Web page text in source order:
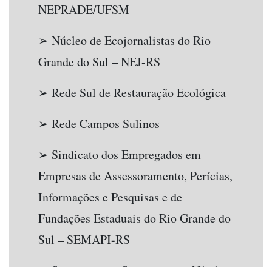
NEPRADE/UFSM
➢ Núcleo de Ecojornalistas do Rio
Grande do Sul – NEJ-RS
➢ Rede Sul de Restauração Ecológica
➢ Rede Campos Sulinos
➢ Sindicato dos Empregados em
Empresas de Assessoramento, Perícias,
Informações e Pesquisas e de
Fundações Estaduais do Rio Grande do
Sul – SEMAPI-RS